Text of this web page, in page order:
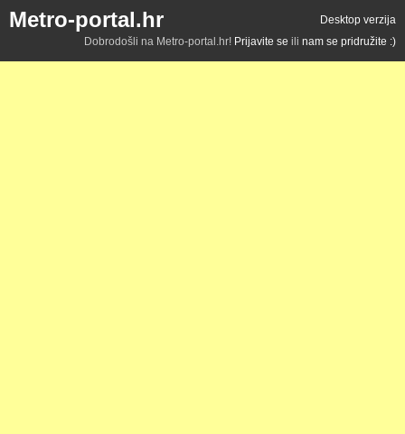
Metro-portal.hr
Desktop verzija
Dobrodošli na Metro-portal.hr! Prijavite se ili nam se pridružite :)